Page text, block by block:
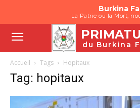
Burkina
La Patrie ou la Mort,
du Burkina
Accueil Tags Hopitaux
Tag: hopitaux